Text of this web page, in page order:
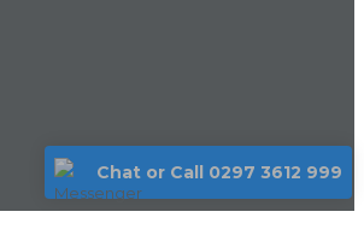
Chat or Call 0297 3612 999